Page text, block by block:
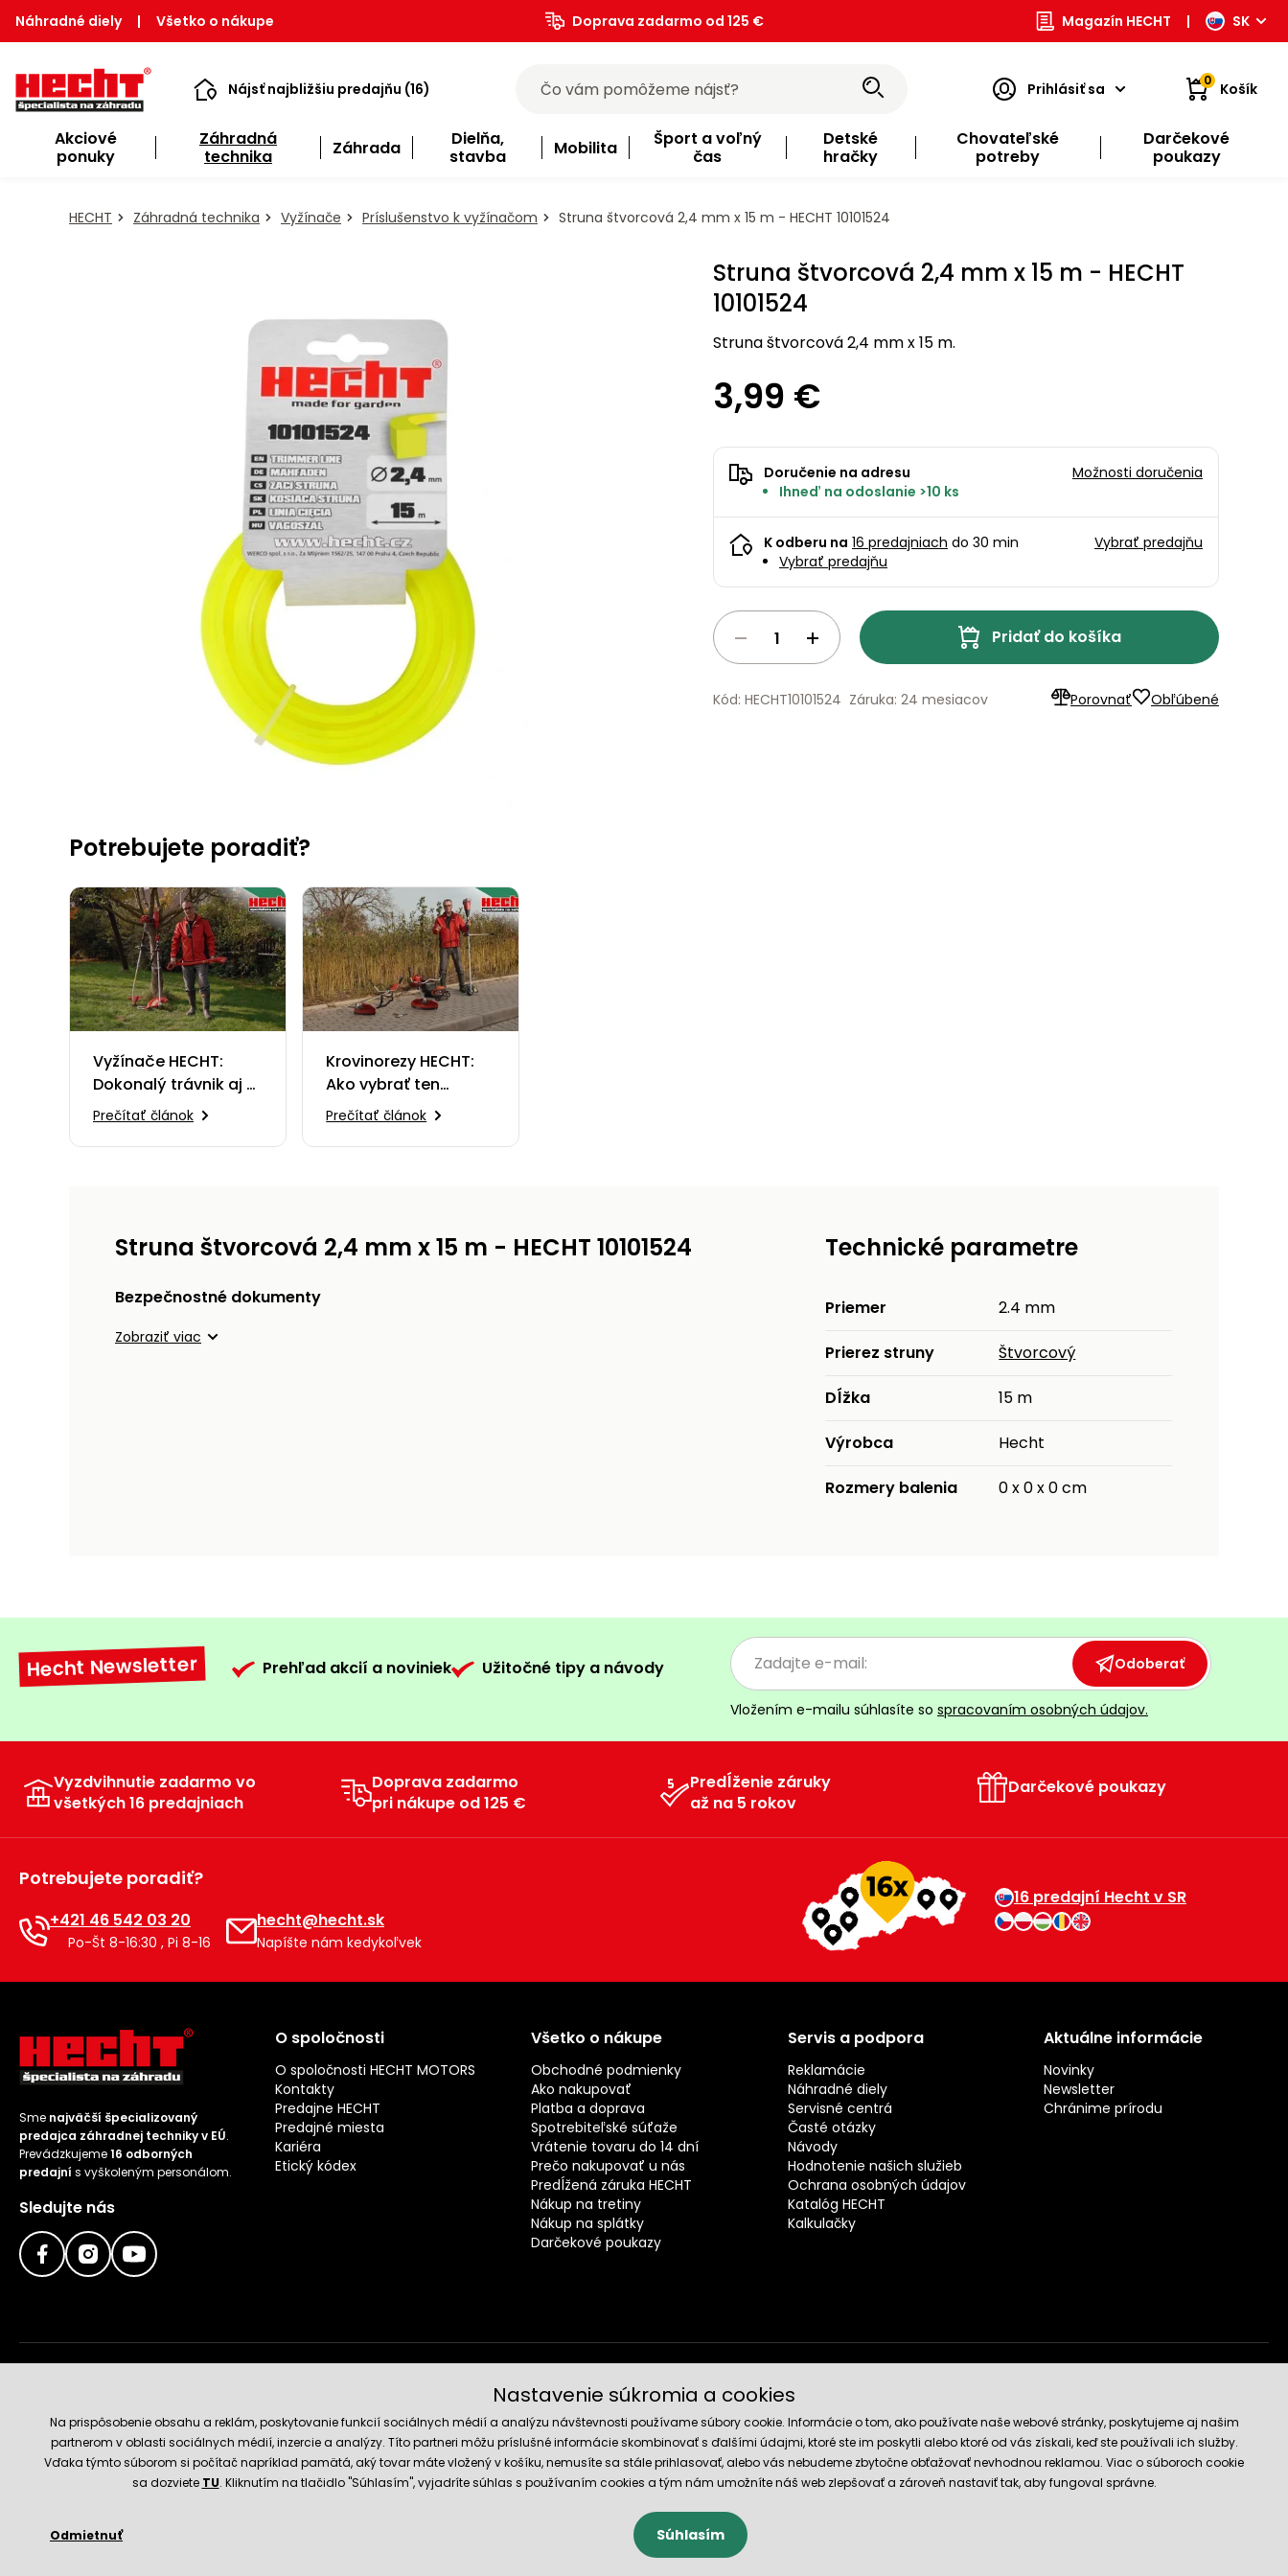
Náhradné diely | Všetko o nákupe Doprava zadarmo od 125 € Magazín HECHT | SK
Nájsť najbližšiu predajňu (16) Prihlásiť sa 0 Košík
Akciové
ponuky
Záhradná
technika
Záhrada
Dielňa,
stavba
Mobilita
Šport a voľný
čas
Detské
hračky
Chovateľské
potreby
Darčekové
poukazy
HECHT Záhradná technika Vyžínače Príslušenstvo k vyžínačom Struna štvorcová 2,4 mm x 15 m - HECHT 10101524
Struna štvorcová 2,4 mm x 15 m - HECHT
10101524
Struna štvorcová 2,4 mm x 15 m.
3,99 €
Doručenie na adresu
Ihneď na odoslanie >10 ks
Možnosti doručenia
K odberu na 16 predajniach do 30 min
Vybrať predajňu
Vybrať predajňu
Pridať do košíka
Porovnať Obľúbené
Kód: HECHT10101524 Záruka: 24 mesiacov
Potrebujete poradiť?
Vyžínače HECHT:
Dokonalý trávnik aj v
najmenšom detaile
Prečítať článok
Krovinorezy HECHT:
Ako vybrať ten
pravý?
Prečítať článok
Struna štvorcová 2,4 mm x 15 m - HECHT 10101524
Bezpečnostné dokumenty
Zobraziť viac
Technické parametre
Priemer 2.4 mm
Prierez struny Štvorcový
Dĺžka 15 m
Výrobca Hecht
Rozmery balenia 0 x 0 x 0 cm
Hecht Newsletter Prehľad akcií a noviniek Užitočné tipy a návody Odoberať
Vložením e-mailu súhlasíte so spracovaním osobných údajov.
Vyzdvihnutie zadarmo vo
všetkých 16 predajniach
Doprava zadarmo
pri nákupe od 125 €
Predĺženie záruky
až na 5 rokov
Darčekové poukazy
Potrebujete poradiť?
+421 46 542 03 20
Po-Št 8-16:30 , Pi 8-16
hecht@hecht.sk
Napíšte nám kedykoľvek
16 predajní Hecht v SR
Sme najväčší špecializovaný
predajca záhradnej techniky v EÚ.
Prevádzkujeme16 odborných
predajní s vyškoleným personálom.
Sledujte nás
O spoločnosti
O spoločnosti HECHT MOTORS
Kontakty
Predajne HECHT
Predajné miesta
Kariéra
Etický kódex
Všetko o nákupe
Obchodné podmienky
Ako nakupovať
Platba a doprava
Spotrebiteľské súťaže
Vrátenie tovaru do 14 dní
Prečo nakupovať u nás
Predĺžená záruka HECHT
Nákup na tretiny
Nákup na splátky
Darčekové poukazy
Servis a podpora
Reklamácie
Náhradné diely
Servisné centrá
Časté otázky
Návody
Hodnotenie našich služieb
Ochrana osobných údajov
Katalóg HECHT
Kalkulačky
Aktuálne informácie
Novinky
Newsletter
Chránime prírodu
Spoľahlivý obchod
Nastavenie súkromia a cookies
Na prispôsobenie obsahu a reklám, poskytovanie funkcií sociálnych médií a analýzu návštevnosti používame súbory cookie. Informácie o tom, ako používate naše webové stránky, poskytujeme aj našim
partnerom v oblasti sociálnych médií, inzercie a analýzy. Títo partneri môžu príslušné informácie skombinovať s ďalšími údajmi, ktoré ste im poskytli alebo ktoré od vás získali, keď ste používali ich služby.
Vďaka týmto súborom si počítač napríklad pamätá, aký tovar máte vložený v košíku, nemusíte sa stále prihlasovať, alebo vás nebudeme zbytočne obťažovať nevhodnou reklamou. Viac o súboroch cookie
sa dozviete TU. Kliknutím na tlačidlo "Súhlasím", vyjadríte súhlas s používaním cookies a tým nám umožníte náš web zlepšovať a zároveň nastaviť tak, aby fungoval správne.
Odmietnuť Súhlasím